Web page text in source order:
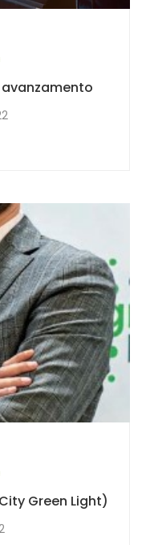
avanzamento
Green Light)